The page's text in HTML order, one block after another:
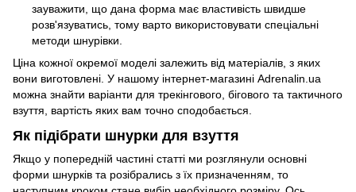
зауважити, що дана форма має властивість швидше
розв'язуватись, тому варто використовувати спеціальні
методи шнурівки.
Ціна кожної окремої моделі залежить від матеріалів, з яких
вони виготовлені. У нашому інтернет-магазині Adrenalin.ua
можна знайти варіанти для трекінгового, бігового та тактичного
взуття, вартість яких вам точно сподобається.
Як підібрати шнурки для взуття
Якщо у попередній частині статті ми розглянули основні
форми шнурків та розібрались з їх призначенням, то